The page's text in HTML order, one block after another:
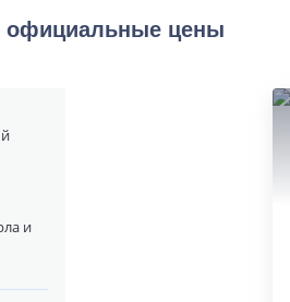
официальные цены
и